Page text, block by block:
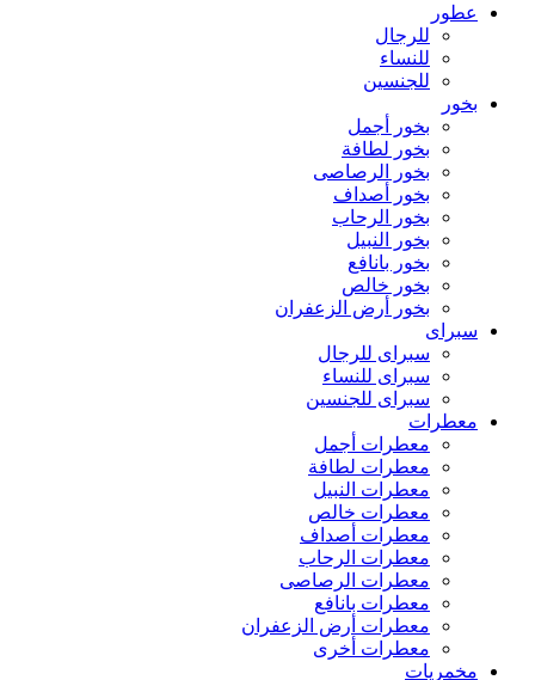
عطور
للرجال
للنساء
للجنسين
بخور
بخور أجمل
بخور لطافة
بخور الرصاصى
بخور أصداف
بخور الرحاب
بخور النبيل
بخور بانافع
بخور خالص
بخور أرض الزعفران
سبراى
سبراى للرجال
سبراى للنساء
سبراى للجنسين
معطرات
معطرات أجمل
معطرات لطافة
معطرات النبيل
معطرات خالص
معطرات أصداف
معطرات الرحاب
معطرات الرصاصى
معطرات بانافع
معطرات أرض الزعفران
معطرات أخرى
مخمريات